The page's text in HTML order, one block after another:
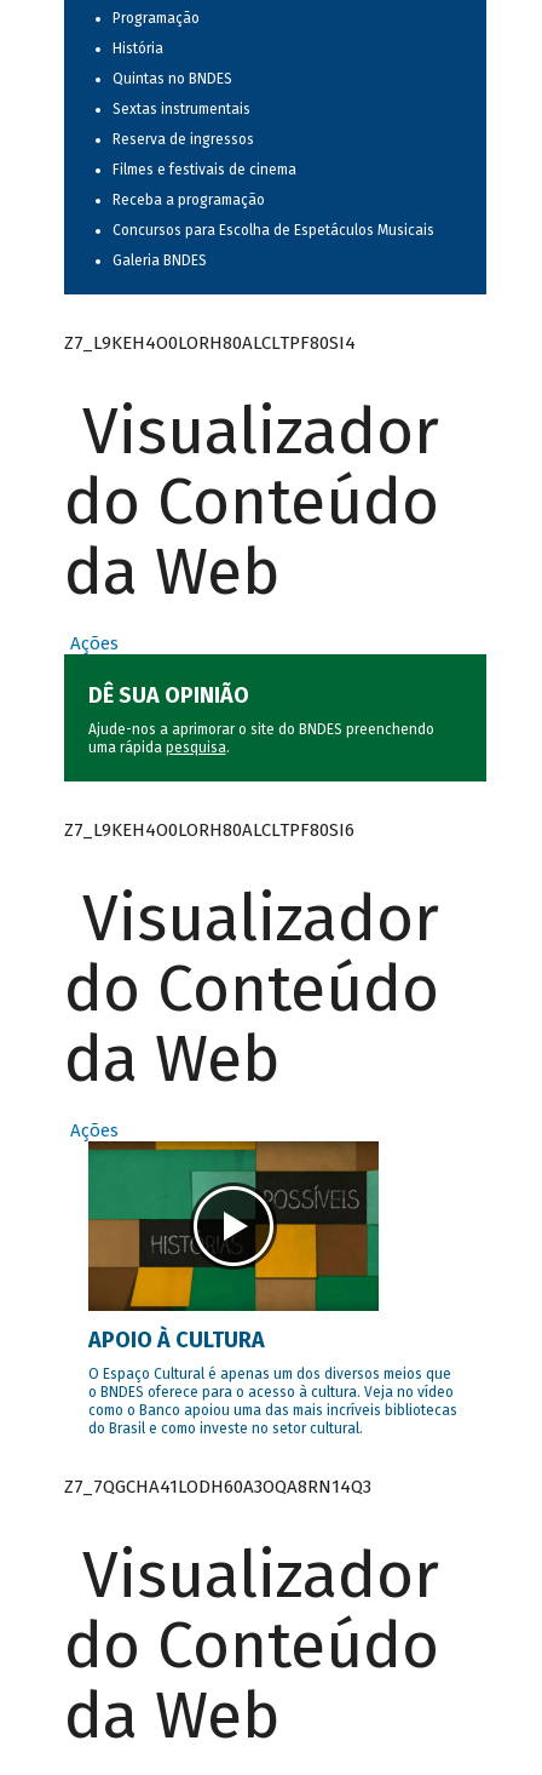
Programação
História
Quintas no BNDES
Sextas instrumentais
Reserva de ingressos
Filmes e festivais de cinema
Receba a programação
Concursos para Escolha de Espetáculos Musicais
Galeria BNDES
Z7_L9KEH4O0LORH80ALCLTPF80SI4
Visualizador
do Conteúdo
da Web
Ações
DÊ SUA OPINIÃO
Ajude-nos a aprimorar o site do BNDES preenchendo
uma rápida pesquisa.
Z7_L9KEH4O0LORH80ALCLTPF80SI6
Visualizador
do Conteúdo
da Web
Ações
APOIO À CULTURA
O Espaço Cultural é apenas um dos diversos meios que
o BNDES oferece para o acesso à cultura. Veja no vídeo
como o Banco apoiou uma das mais incríveis bibliotecas
do Brasil e como investe no setor cultural.
Z7_7QGCHA41LODH60A3OQA8RN14Q3
Visualizador
do Conteúdo
da Web